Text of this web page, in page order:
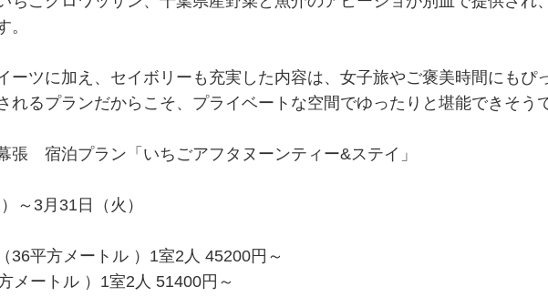
。
ツに加え、セイボリーも充実した内容は、女子旅やご褒美時間にもぴ
れるプランだからこそ、プライベートな空間でゆったりと堪能できそう
張 宿泊プラン「いちごアフタヌーンティー&ステイ」
～3月31日（火）
36平方メートル ）1室2人 45200円～
メートル ）1室2人 51400円～